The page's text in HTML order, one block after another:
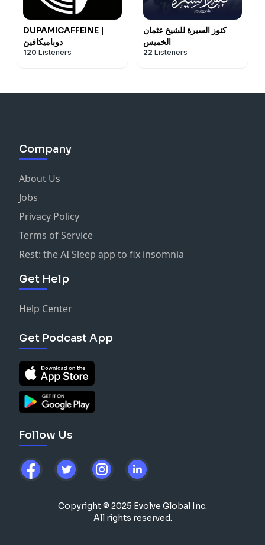
DUPAMICAFFEINE |
دوباميكافين
120 Listeners
كنوز السيرة للشيخ عثمان
الخميس
22 Listeners
Company
About Us
Jobs
Privacy Policy
Terms of Service
Rest: the AI Sleep app to fix insomnia
Get Help
Help Center
Get Podcast App
Follow Us
Copyright © 2025 Evolve Global Inc.
All rights reserved.